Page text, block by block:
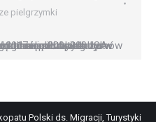
pielgrzymki
Polski ds. Migracji, Turystyki